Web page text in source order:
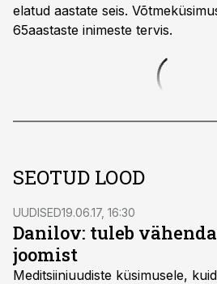
elatud aastate seis.
65aastaste inimeste tervis.
SEOTUD LOOD
UUDISED19.06.17, 16:30
Danilov: tuleb
joomist
Meditsiiniuudiste küsimusele,